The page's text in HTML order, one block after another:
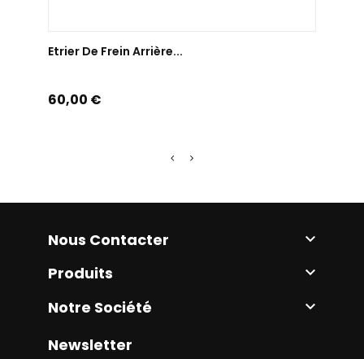
Etrier De Frein Arrière...
Prix
60,00 €
Nous Contacter 
Produits 
Notre Société 
Newsletter